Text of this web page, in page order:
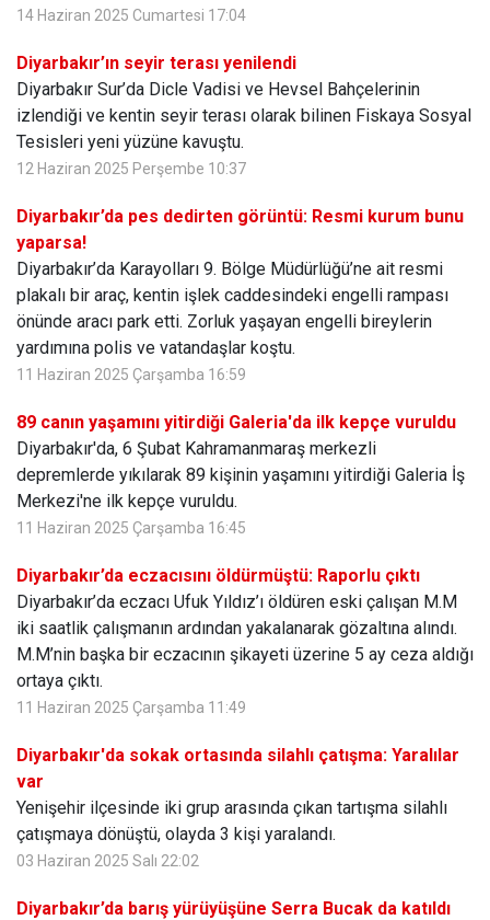
14 Haziran 2025 Cumartesi 17:04
Diyarbakır’ın seyir terası yenilendi
Diyarbakır Sur’da Dicle Vadisi ve Hevsel Bahçelerinin
izlendiği ve kentin seyir terası olarak bilinen Fiskaya Sosyal
Tesisleri yeni yüzüne kavuştu.
12 Haziran 2025 Perşembe 10:37
Diyarbakır’da pes dedirten görüntü: Resmi kurum bunu
yaparsa!
Diyarbakır’da Karayolları 9. Bölge Müdürlüğü’ne ait resmi
plakalı bir araç, kentin işlek caddesindeki engelli rampası
önünde aracı park etti. Zorluk yaşayan engelli bireylerin
yardımına polis ve vatandaşlar koştu.
11 Haziran 2025 Çarşamba 16:59
89 canın yaşamını yitirdiği Galeria'da ilk kepçe vuruldu
Diyarbakır'da, 6 Şubat Kahramanmaraş merkezli
depremlerde yıkılarak 89 kişinin yaşamını yitirdiği Galeria İş
Merkezi'ne ilk kepçe vuruldu.
11 Haziran 2025 Çarşamba 16:45
Diyarbakır’da eczacısını öldürmüştü: Raporlu çıktı
Diyarbakır’da eczacı Ufuk Yıldız’ı öldüren eski çalışan M.M
iki saatlik çalışmanın ardından yakalanarak gözaltına alındı.
M.M’nin başka bir eczacının şikayeti üzerine 5 ay ceza aldığı
ortaya çıktı.
11 Haziran 2025 Çarşamba 11:49
Diyarbakır'da sokak ortasında silahlı çatışma: Yaralılar
var
Yenişehir ilçesinde iki grup arasında çıkan tartışma silahlı
çatışmaya dönüştü, olayda 3 kişi yaralandı.
03 Haziran 2025 Salı 22:02
Diyarbakır’da barış yürüyüşüne Serra Bucak da katıldı